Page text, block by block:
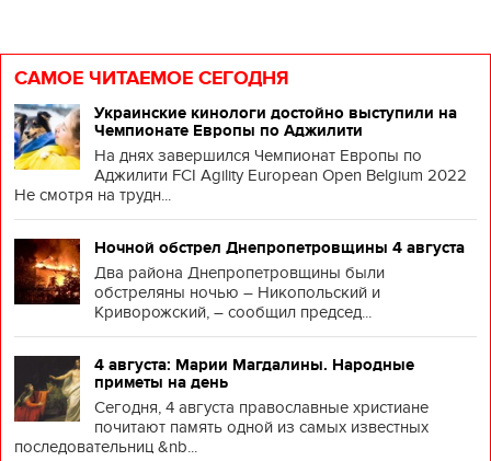
САМОЕ ЧИТАЕМОЕ СЕГОДНЯ
Украинские кинологи достойно выступили на
Чемпионате Европы по Аджилити
На днях завершился Чемпионат Европы по
Аджилити FCI Agility European Open Belgium 2022
Не смотря на трудн...
Ночной обстрел Днепропетровщины 4 августа
Два района Днепропетровщины были
обстреляны ночью – Никопольский и
Криворожский, – сообщил председ...
4 августа: Марии Магдалины. Народные
приметы на день
Сегодня, 4 августа православные христиане
почитают память одной из самых известных
последовательниц &nb...